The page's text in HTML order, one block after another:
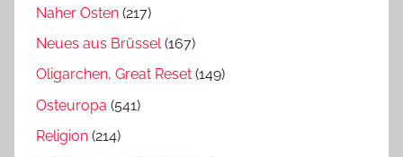
Naher Osten (217)
Neues aus Brüssel(167)
Oligarchen, Great Reset (149)
Osteuropa (541)
Religion (214)